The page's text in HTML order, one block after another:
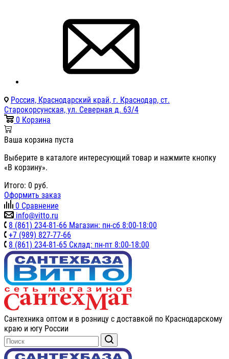
Россия, Краснодарский край, г. Краснодар, ст.
Старокорсунская, ул. Северная д. 63/4
0 Корзина
Ваша корзина пуста
Выберите в каталоге интересующий товар и нажмите кнопку
«В корзину».
Итого: 0 руб.
Оформить заказ
0 Сравнение
info@vitto.ru
8 (861) 234-81-66 Магазин: пн-сб 8:00-18:00
+7 (989) 827-77-66
8 (861) 234-81-65 Склад: пн-пт 8:00-18:00
Сантехника оптом и в розницу с доставкой по Краснодарскому
краю и югу России